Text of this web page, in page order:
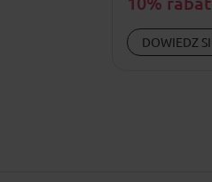
DOWIEDZ